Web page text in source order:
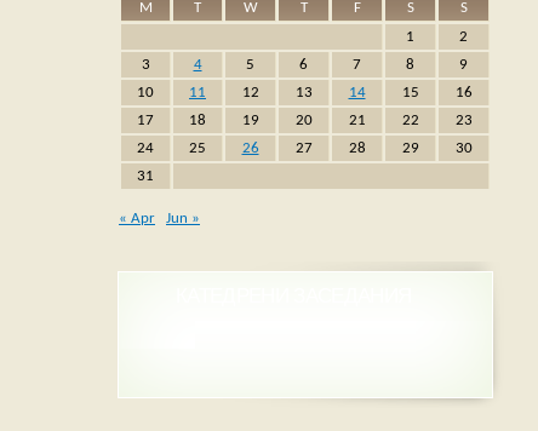
M
T W T F S
S
1
2
3
4 5 6 7 8
9
10
11 12 13 14 15
16
17
18 19 20 21 22
23
24
25 26 27 28 29
30
31
« Apr Jun »